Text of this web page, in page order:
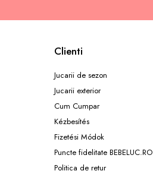
Clienti
Jucarii de sezon
Jucarii exterior
Cum Cumpar
Kézbesítés
Fizetési Módok
Puncte fidelitate BEBELUC.RO
Politica de retur